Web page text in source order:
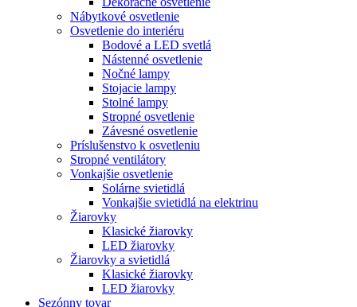
Nábytkové osvetlenie
Osvetlenie do interiéru
Bodové a LED svetlá
Nástenné osvetlenie
Nočné lampy
Stojacie lampy
Stolné lampy
Stropné osvetlenie
Závesné osvetlenie
Príslušenstvo k osvetleniu
Stropné ventilátory
Vonkajšie osvetlenie
Solárne svietidlá
Vonkajšie svietidlá na elektrinu
Žiarovky
Klasické žiarovky
LED žiarovky
Žiarovky a svietidlá
Klasické žiarovky
LED žiarovky
Sezónny tovar